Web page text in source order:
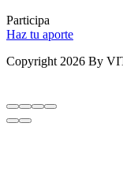
Participa
Haz tu aporte
Copyright 2026 By